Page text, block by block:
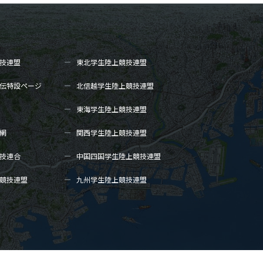
連盟 東北学生陸上競技連盟
特設ページ 北信越学生陸上競技連盟
東海学生陸上競技連盟
関西学生陸上競技連盟
連合 中国四国学生陸上競技連盟
技連盟 九州学生陸上競技連盟